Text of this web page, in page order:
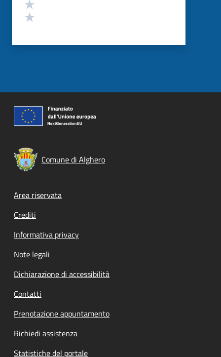
Comune di Alghero
Footer menu
Area riservata
Crediti
Informativa privacy
Note legali
Dichiarazione di accessibilità
Contatti
Prenotazione appuntamento
Richiedi assistenza
Statistiche del portale